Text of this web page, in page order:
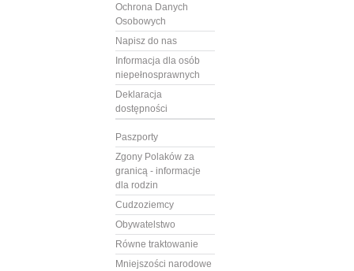
Ochrona Danych
Osobowych
Napisz do nas
Informacja dla osób
niepełnosprawnych
Deklaracja
dostępności
Paszporty
Zgony Polaków za
granicą - informacje
dla rodzin
Cudzoziemcy
Obywatelstwo
Równe traktowanie
Mniejszości narodowe